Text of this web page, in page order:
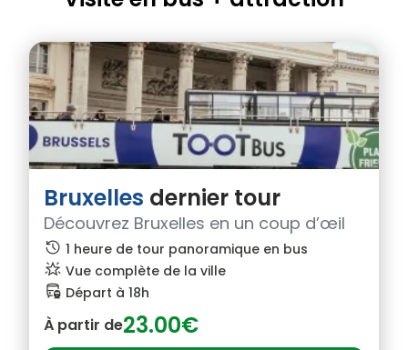
Bruxelles dernier tour
Découvrez Bruxelles en un coup d’œil
history 1 heure de tour panoramique en bus
star_shine Vue complète de la ville
bus_railway Départ à 18h
À partir de23.00€